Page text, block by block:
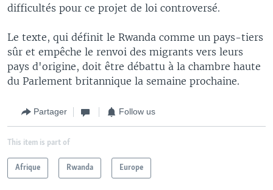
difficultés pour ce projet de loi controversé.
Le texte, qui définit le Rwanda comme un pays-tiers
sûr et empêche le renvoi des migrants vers leurs
pays d'origine, doit être débattu à la chambre haute
du Parlement britannique la semaine prochaine.
Partager Follow us
This item is part of
Afrique Rwanda Europe